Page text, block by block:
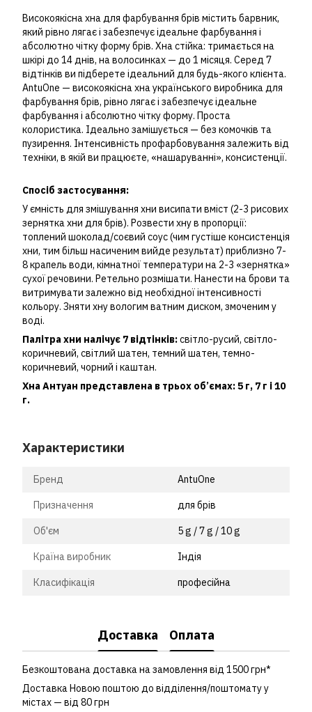
Високоякісна хна для фарбування брів містить барвник,
який рівно лягає і забезпечує ідеальне фарбування і
абсолютно чітку форму брів. Хна стійка: тримається на
шкірі до 14 днів, на волосинках — до 1 місяця. Серед 7
відтінків ви підберете ідеальний для будь-якого клієнта.
AntuOne — високоякісна хна українського виробника для
фарбування брів, рівно лягає і забезпечує ідеальне
фарбування і абсолютно чітку форму. Проста
колористика. Ідеально замішується — без комочків та
пузирення. Інтенсивність профарбовування залежить від
техніки, в якій ви працюєте, «нашаруванні», консистенції.
Спосіб застосування:
У ємність для змішування хни висипати вміст (2-3 рисових
зернятка хни для брів). Розвести хну в пропорції:
топлений шоколад/соєвий соус (чим густіше консистенція
хни, тим більш насиченим вийде результат) приблизно 7-
8 крапель води, кімнатної температури на 2-3 «зернятка»
сухої речовини. Ретельно розмішати. Нанести на брови та
витримувати залежно від необхідної інтенсивності
кольору. Зняти хну вологим ватним диском, змоченим у
воді.
Палітра хни налічує 7 відтінків:світло-русий, світло-
коричневий, світлий шатен, темний шатен, темно-
коричневий, чорний і каштан.
Хна Антуан представлена в трьох об’ємах: 5 г, 7 г і 10
г.
Характеристики
Бренд AntuOne
Призначення для брів
Об'єм 5 g / 7 g / 10 g
Країна виробник Індія
Класифікація професійна
Доставка Оплата
Безкоштована доставка на замовлення від 1500 грн*
Доставка Новою поштою до відділення/поштомату у
містах — від 80 грн